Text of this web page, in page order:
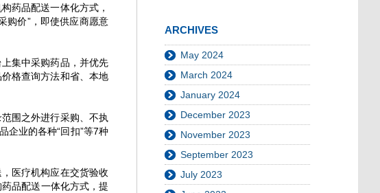
药品配送一体化方式，
购价”，即使供应商愿意
集中采购药品，并优先
格查询方法和省、本地
围之外进行采购、不执
企业的各种“回扣”等7种
医疗机构应在交货验收
品配送一体化方式，提
ARCHIVES
May 2024
March 2024
January 2024
December 2023
November 2023
September 2023
July 2023